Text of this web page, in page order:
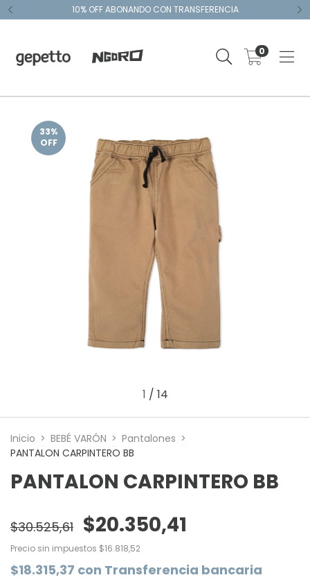
10% OFF ABONANDO CON TRANSFERENCIA
0
33%
OFF
1 / 14
Inicio > BEBÉ VARÓN > Pantalones >
PANTALON CARPINTERO BB
PANTALON CARPINTERO BB
$30.525,61 $20.350,41
Precio sin impuestos $16.818,52
$18.315,37 con Transferencia bancaria